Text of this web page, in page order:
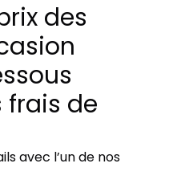
des
frais de
avec l’un de nos